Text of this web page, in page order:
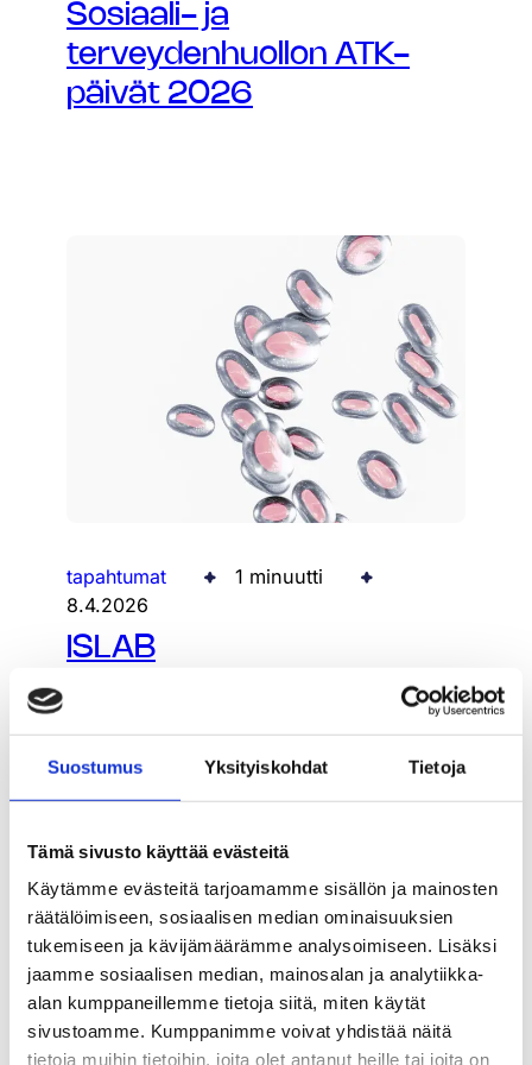
Suostumus Yksityiskohdat Tietoja
Tämä sivusto käyttää evästeitä
Käytämme evästeitä tarjoamamme sisällön ja mainosten
räätälöimiseen, sosiaalisen median ominaisuuksien
tukemiseen ja kävijämäärämme analysoimiseen. Lisäksi
jaamme sosiaalisen median, mainosalan ja analytiikka-
alan kumppaneillemme tietoja siitä, miten käytät
sivustoamme. Kumppanimme voivat yhdistää näitä
tietoja muihin tietoihin, joita olet antanut heille tai joita on
Sosiaali- ja
terveydenhuollon ATK-
päivät 2026
tapahtumat
1 minuutti
8.4.2026
ISLAB